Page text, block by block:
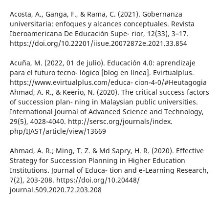
Acosta, A., Ganga, F., & Rama, C. (2021). Gobernanza
universitaria: enfoques y alcances conceptuales. Revista
Iberoamericana De Educación Supe- rior, 12(33), 3–17.
https://doi.org/10.22201/iisue.20072872e.2021.33.854
Acuña, M. (2022, 01 de julio). Educación 4.0: aprendizaje
para el futuro tecno- lógico [blog en línea]. Evirtualplus.
https://www.evirtualplus.com/educa- cion-4-0/#Heutagogia
Ahmad, A. R., & Keerio, N. (2020). The critical success factors
of succession plan- ning in Malaysian public universities.
International Journal of Advanced Science and Technology,
29(5), 4028-4040. http://sersc.org/journals/index.
php/IJAST/article/view/13669
Ahmad, A. R.; Ming, T. Z. & Md Sapry, H. R. (2020). Effective
Strategy for Succession Planning in Higher Education
Institutions. Journal of Educa- tion and e-Learning Research,
7(2), 203-208. https://doi.org/10.20448/
journal.509.2020.72.203.208